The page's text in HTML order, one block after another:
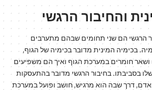
והחיבור הרגשי
הרגשי הם שני תחומים שבהם מתערבים
בכימיה המינית מדובר בכימיה של הגוף,
חומרים במערכת הגוף ואיך הם משפיעים
בסביבתו. בחיבור הרגשי מדובר בהתעסקות
דרך שבה הוא מרגיש, חושב ופועל במערכת